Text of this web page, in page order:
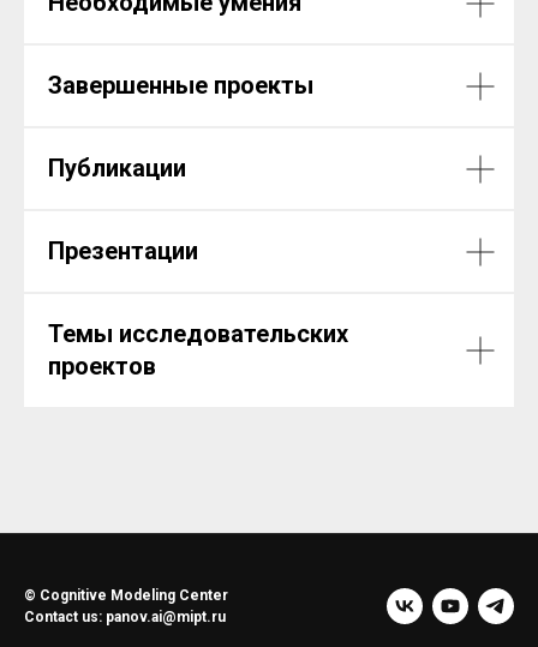
Завершенные проекты
Публикации
Презентации
Темы исследовательских
проектов
© Cognitive Modeling Center
Contact us: panov.ai@mipt.ru